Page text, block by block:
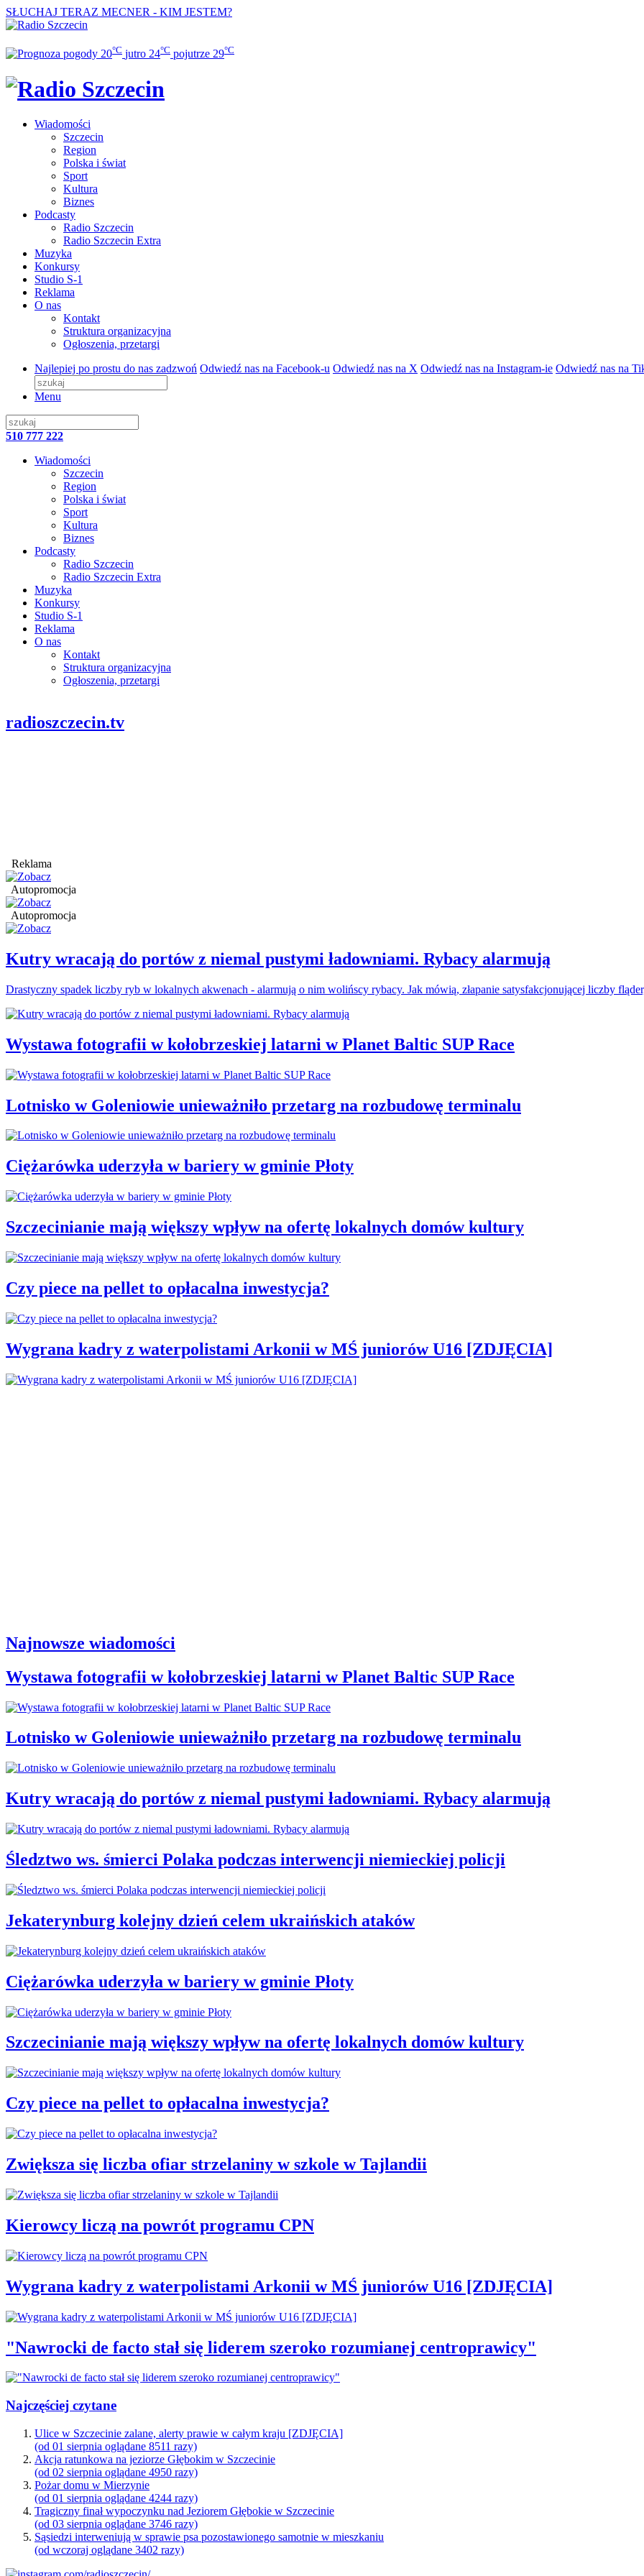
SŁUCHAJ TERAZ MECNER - KIM JESTEM?
20°C jutro 24°C pojutrze 29°C
Wiadomości
Szczecin
Region
Polska i świat
Sport
Kultura
Biznes
Podcasty
Radio Szczecin
Radio Szczecin Extra
Muzyka
Konkursy
Studio S-1
Reklama
O nas
Kontakt
Struktura organizacyjna
Ogłoszenia, przetargi
Najlepiej po prostu do nas zadzwoń Odwiedź nas na Facebook-u Odwiedź nas na X Odwiedź nas na Instagram-ie Odwiedź nas na
Menu
510 777 222
Wiadomości
Szczecin
Region
Polska i świat
Sport
Kultura
Biznes
Podcasty
Radio Szczecin
Radio Szczecin Extra
Muzyka
Konkursy
Studio S-1
Reklama
O nas
Kontakt
Struktura organizacyjna
Ogłoszenia, przetargi
radioszczecin.tv
Reklama
Autopromocja
Autopromocja
Kutry wracają do portów z niemal pustymi ładowniami. Rybacy alarmują
Drastyczny spadek liczby ryb w lokalnych akwenach - alarmują o nim wolińscy rybacy. Jak mówią, złapanie satysfakcjonującej liczby
Wystawa fotografii w kołobrzeskiej latarni w Planet Baltic SUP Race
Lotnisko w Goleniowie unieważniło przetarg na rozbudowę terminalu
Ciężarówka uderzyła w bariery w gminie Płoty
Szczecinianie mają większy wpływ na ofertę lokalnych domów kultury
Czy piece na pellet to opłacalna inwestycja?
Wygrana kadry z waterpolistami Arkonii w MŚ juniorów U16 [ZDJĘCIA]
Najnowsze wiadomości
Wystawa fotografii w kołobrzeskiej latarni w Planet Baltic SUP Race
Lotnisko w Goleniowie unieważniło przetarg na rozbudowę terminalu
Kutry wracają do portów z niemal pustymi ładowniami. Rybacy alarmują
Śledztwo ws. śmierci Polaka podczas interwencji niemieckiej policji
Jekaterynburg kolejny dzień celem ukraińskich ataków
Ciężarówka uderzyła w bariery w gminie Płoty
Szczecinianie mają większy wpływ na ofertę lokalnych domów kultury
Czy piece na pellet to opłacalna inwestycja?
Zwiększa się liczba ofiar strzelaniny w szkole w Tajlandii
Kierowcy liczą na powrót programu CPN
Wygrana kadry z waterpolistami Arkonii w MŚ juniorów U16 [ZDJĘCIA]
"Nawrocki de facto stał się liderem szeroko rozumianej centroprawicy"
Najczęściej czytane
Ulice w Szczecinie zalane, alerty prawie w całym kraju [ZDJĘCIA]
(od 01 sierpnia oglądane 8511 razy)
Akcja ratunkowa na jeziorze Głębokim w Szczecinie
(od 02 sierpnia oglądane 4950 razy)
Pożar domu w Mierzynie
(od 01 sierpnia oglądane 4244 razy)
Tragiczny finał wypoczynku nad Jeziorem Głębokie w Szczecinie
(od 03 sierpnia oglądane 3746 razy)
Sąsiedzi interweniują w sprawie psa pozostawionego samotnie w mieszkaniu
(od wczoraj oglądane 3402 razy)